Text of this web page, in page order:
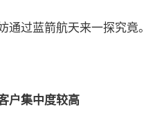
过蓝箭航天来一探究竟。
户集中度较高